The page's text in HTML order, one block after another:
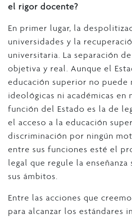
el rigor docente?
En primer lugar, la
universidades y la
universitaria. La separación
objetiva y real. Aunque el
educación superior no puede
ideológicas ni académicas en
función del Estado es la de
el acceso a la educación
discriminación por ningún
entre sus funciones esté el
legal que regule la
sus ámbitos.
Entre las acciones que
para alcanzar los estándares